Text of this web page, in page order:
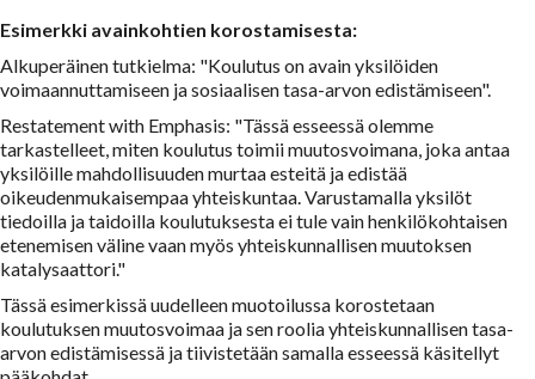
Esimerkki avainkohtien korostamisesta:
Alkuperäinen tutkielma: "Koulutus on avain yksilöiden
voimaannuttamiseen ja sosiaalisen tasa-arvon edistämiseen".
Restatement with Emphasis: "Tässä esseessä olemme
tarkastelleet, miten koulutus toimii muutosvoimana, joka antaa
yksilöille mahdollisuuden murtaa esteitä ja edistää
oikeudenmukaisempaa yhteiskuntaa. Varustamalla yksilöt
tiedoilla ja taidoilla koulutuksesta ei tule vain henkilökohtaisen
etenemisen väline vaan myös yhteiskunnallisen muutoksen
katalysaattori."
Tässä esimerkissä uudelleen muotoilussa korostetaan
koulutuksen muutosvoimaa ja sen roolia yhteiskunnallisen tasa-
arvon edistämisessä ja tiivistetään samalla esseessä käsitellyt